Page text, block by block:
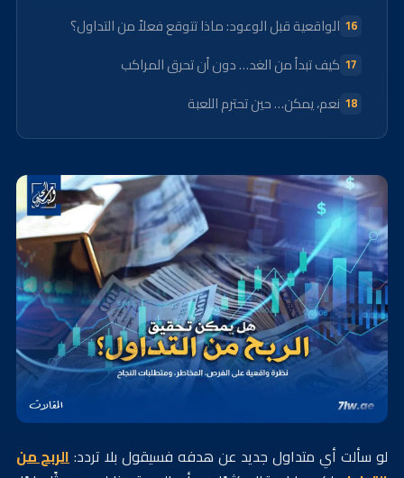
الواقعية قبل الوعود: ماذا تتوقع فعلاً من التداول؟
كيف تبدأ من الغد… دون أن تحرق المراكب
نعم، يمكن… حين تحترم اللعبة
لو سألت أي متداول جديد عن هدفه فسيقول بلا تردد:الربح من